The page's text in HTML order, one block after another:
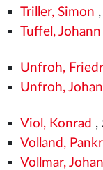
Triller, Simon ,
Tuffel,
Unfroh,
Unfroh,
Viol, Konrad ,
Volland,
Vollmar,